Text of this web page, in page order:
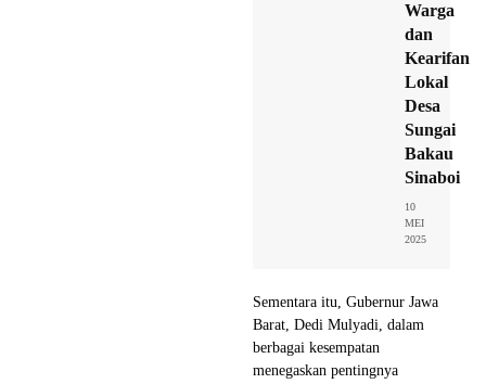
Warga
dan
Kearifan
Lokal
Desa
Sungai
Bakau
Sinaboi
10
MEI
2025
Sementara itu, Gubernur Jawa
Barat, Dedi Mulyadi, dalam
berbagai kesempatan
menegaskan pentingnya